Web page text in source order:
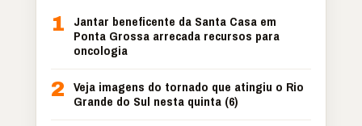
1
Jantar beneficente da Santa Casa em
Ponta Grossa arrecada recursos para
oncologia
2 Veja imagens do tornado que atingiu o Rio
Grande do Sul nesta quinta (6)